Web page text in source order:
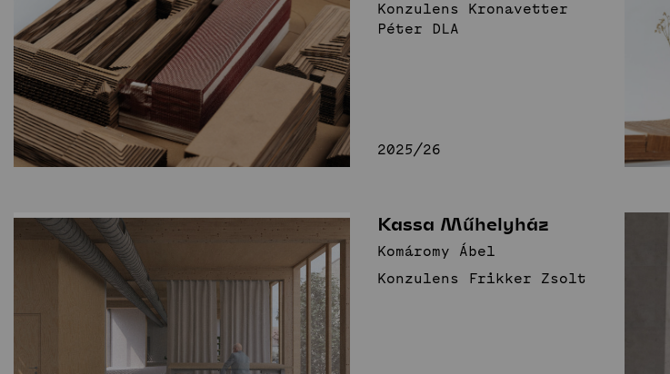
Konzulens Kronavetter
Péter DLA
2025/26
Kassa Műhelyház
Komáromy Ábel
Konzulens Frikker Zsolt